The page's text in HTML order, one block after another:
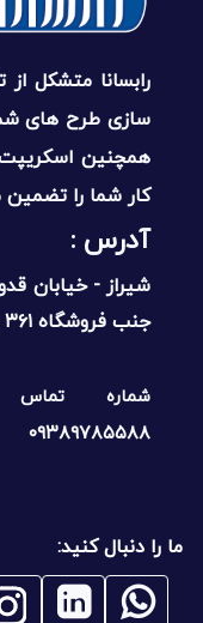
رابسانا متشکل از
سازی طرح های
همچنین
کار شما را تضمین
آدرس :‌
شیراز - خیابان
جنب فروشگاه ۳۶۱ درجه - طبقه دوم - واحد دو
شماره
۰۹۳۸۹۷۸۵۵۸۸
ما را دنبال کنید: